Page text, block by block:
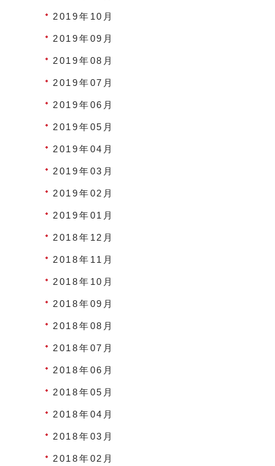
2019年10月
2019年09月
2019年08月
2019年07月
2019年06月
2019年05月
2019年04月
2019年03月
2019年02月
2019年01月
2018年12月
2018年11月
2018年10月
2018年09月
2018年08月
2018年07月
2018年06月
2018年05月
2018年04月
2018年03月
2018年02月